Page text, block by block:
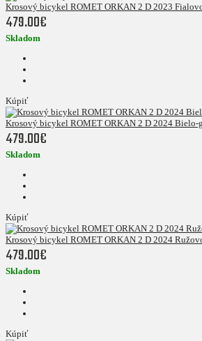
Krosový bicykel ROMET ORKAN 2 D 2023
479.00€
Skladom
Kúpiť
Krosový bicykel ROMET ORKAN 2 D 2024 Bielo-
479.00€
Skladom
Kúpiť
Krosový bicykel ROMET ORKAN 2 D 2024
479.00€
Skladom
Kúpiť